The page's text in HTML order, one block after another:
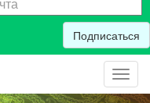
Подписаться